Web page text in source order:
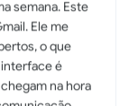
o que
é
na hora